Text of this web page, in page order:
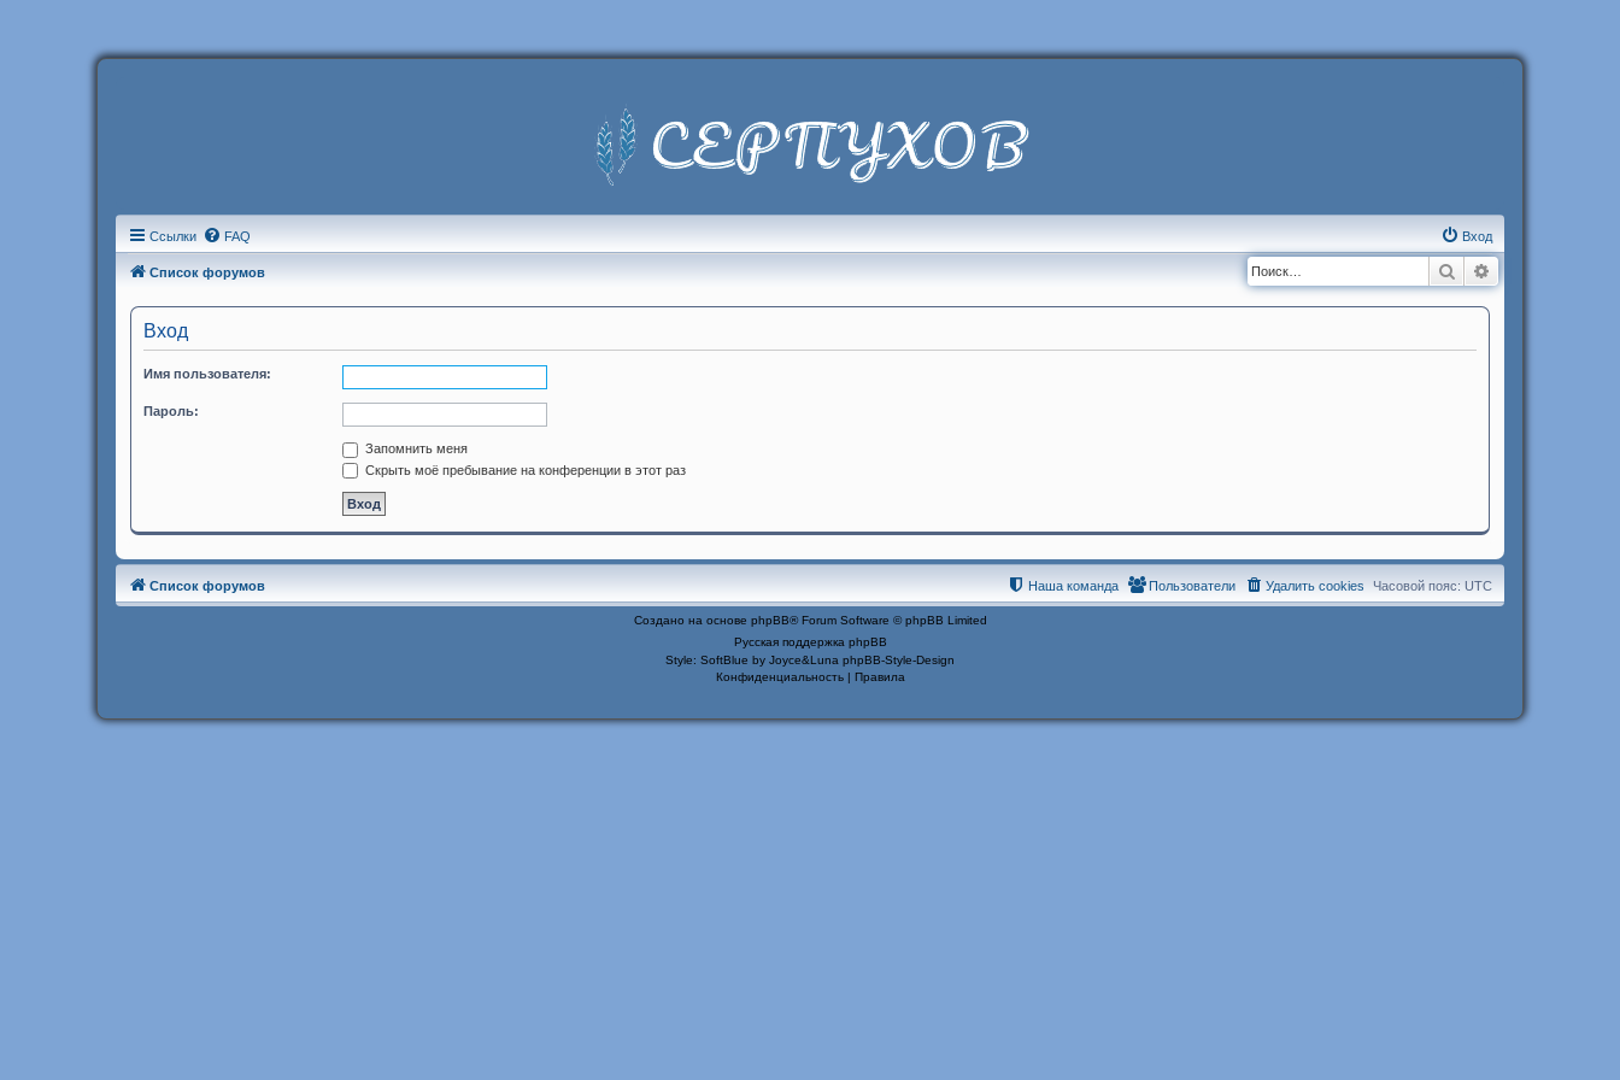
Ссылки FAQ Вход
Список форумов Поиск
Вход
Имя пользователя:
Пароль:
Запомнить меня
Скрыть моё пребывание на конференции в этот раз
Список форумов Часовой пояс: UTC
Удалить cookies
Пользователи
Наша команда
Создано на основе phpBB® Forum Software © phpBB Limited
Русская поддержка phpBB
Style: SoftBlue by Joyce&Luna phpBB-Style-Design
Конфиденциальность| Правила